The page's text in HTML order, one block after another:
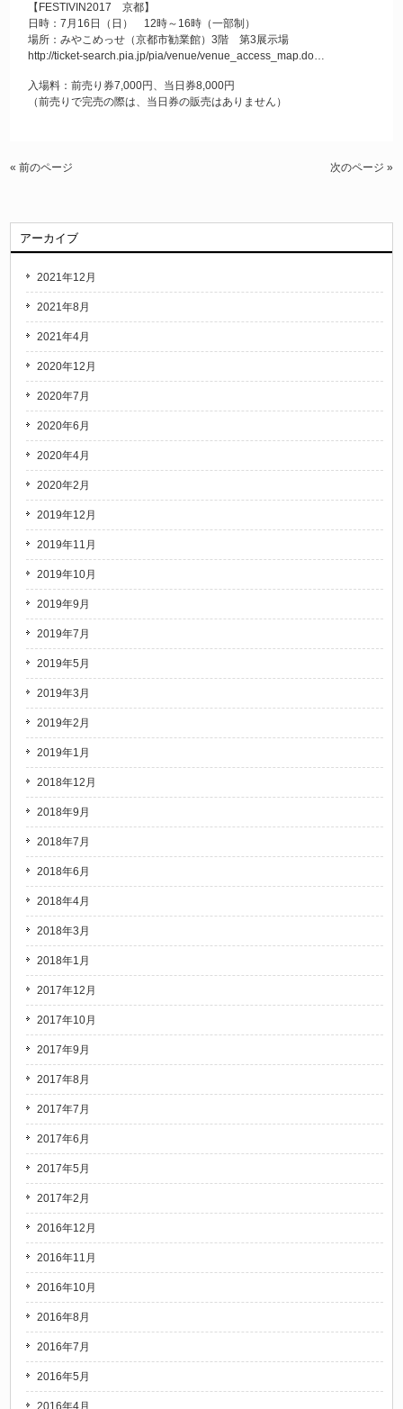
【FESTIVIN2017 京都】
日時：7月16日（日） 12時～16時（一部制）
場所：みやこめっせ（京都市勧業館）3階 第3展示場
http://ticket-search.pia.jp/pia/venue/venue_access_map.do…
入場料：前売り券7,000円、当日券8,000円
（前売りで完売の際は、当日券の販売はありません）
« 前のページ 次のページ »
アーカイブ
2021年12月
2021年8月
2021年4月
2020年12月
2020年7月
2020年6月
2020年4月
2020年2月
2019年12月
2019年11月
2019年10月
2019年9月
2019年7月
2019年5月
2019年3月
2019年2月
2019年1月
2018年12月
2018年9月
2018年7月
2018年6月
2018年4月
2018年3月
2018年1月
2017年12月
2017年10月
2017年9月
2017年8月
2017年7月
2017年6月
2017年5月
2017年2月
2016年12月
2016年11月
2016年10月
2016年8月
2016年7月
2016年5月
2016年4月